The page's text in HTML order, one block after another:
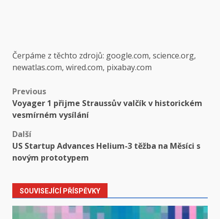
Čerpáme z těchto zdrojů: google.com, science.org,
newatlas.com, wired.com, pixabay.com
Post
navigation
Previous
Voyager 1 přijme Straussův valčík v historickém
vesmírném vysílání
Další
US Startup Advances Helium-3 těžba na Měsíci s
novým prototypem
SOUVISEJÍCÍ PŘÍSPĚVKY